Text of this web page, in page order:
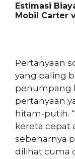
Estimasi
Mobil Carter
Pertanyaan
yang paling
penumpang
pertanyaan
hitam-putih.
kereta cepat
sebenarnya
dilihat cuma